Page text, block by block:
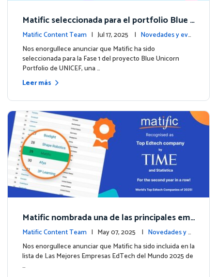
Matific seleccionada para el portfolio Blue
Unicorn de UNICEF: Comienza una nueva et
apa
Matific Content Team | Jul 17, 2025 | Novedades y eve
ntos
Nos enorgullece anunciar que Matific ha sido
seleccionada para la Fase 1 del proyecto Blue Unicorn
Portfolio de UNICEF, una …
Leer más
Matific nombrada una de las principales em
presas EdTech del mundo por TIME en 2025
Matific Content Team | May 07, 2025 | Novedades y e
ventos
Nos enorgullece anunciar que Matific ha sido incluida en la
lista de Las Mejores Empresas EdTech del Mundo 2025 de
…